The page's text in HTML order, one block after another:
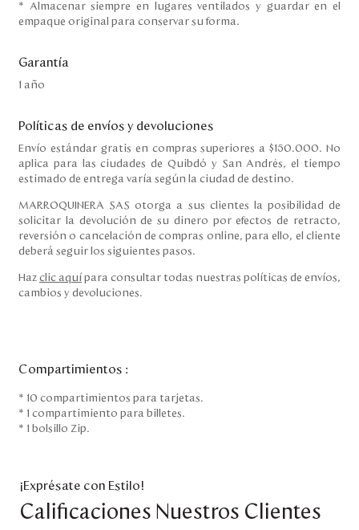
* Almacenar siempre en lugares ventilados y guardar en el
empaque original para conservar su forma.
Garantía
1 año
Políticas de envíos y devoluciones
Envío estándar gratis en compras superiores a $150.000. No
aplica para las ciudades de Quibdó y San Andrés, el tiempo
estimado de entrega varía según la ciudad de destino.
MARROQUINERA SAS otorga a sus clientes la posibilidad de
solicitar la devolución de su dinero por efectos de retracto,
reversión o cancelación de compras online, para ello, el cliente
deberá seguir los siguientes pasos.
Haz clic aquí para consultar todas nuestras políticas de envíos,
cambios y devoluciones.
Compartimientos :
* 10 compartimientos para tarjetas.
* 1 compartimiento para billetes.
* 1 bolsillo Zip.
¡Exprésate con Estilo!
Calificaciones Nuestros Clientes